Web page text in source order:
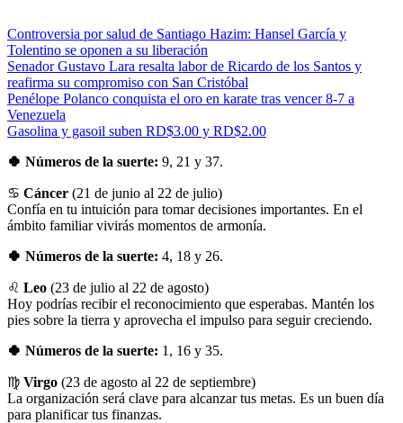
Controversia por salud de Santiago Hazim: Hansel García y
Tolentino se oponen a su liberación
Senador Gustavo Lara resalta labor de Ricardo de los Santos y
reafirma su compromiso con San Cristóbal
Penélope Polanco conquista el oro en karate tras vencer 8-7 a
Venezuela
Gasolina y gasoil suben RD$3.00 y RD$2.00
🍀 Números de la suerte: 9, 21 y 37.
♋ Cáncer (21 de junio al 22 de julio)
Confía en tu intuición para tomar decisiones importantes. En el
ámbito familiar vivirás momentos de armonía.
🍀 Números de la suerte: 4, 18 y 26.
♌ Leo (23 de julio al 22 de agosto)
Hoy podrías recibir el reconocimiento que esperabas. Mantén los
pies sobre la tierra y aprovecha el impulso para seguir creciendo.
🍀 Números de la suerte: 1, 16 y 35.
♍ Virgo (23 de agosto al 22 de septiembre)
La organización será clave para alcanzar tus metas. Es un buen día
para planificar tus finanzas.